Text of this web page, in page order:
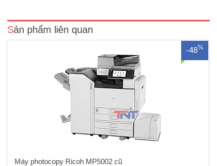
Sản phẩm liên quan
-48%
Máy photocopy Ricoh MP5002 cũ